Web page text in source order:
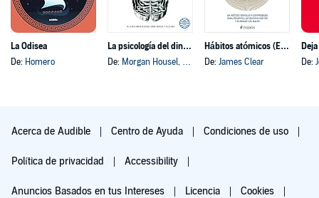
La Odisea
De: Homero
La psicología del dinero
De: Morgan Housel, y otros
Hábitos atómicos (Español neutro)
De: James Clear
De:
Acerca de Audible Centro de Ayuda Condiciones de uso
Política de privacidad Accessibility
Anuncios Basados en tus Intereses Licencia Cookies